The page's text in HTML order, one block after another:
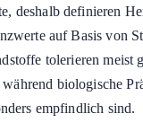
deshalb definieren
auf Basis von
tolerieren meist
biologische
empfindlich sind.